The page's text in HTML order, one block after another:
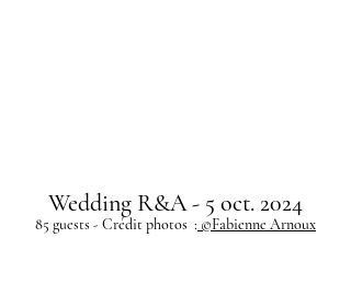
Wedding R&A - 5 oct. 2024
85 guests - Crédit photos : ©Fabienne Arnoux